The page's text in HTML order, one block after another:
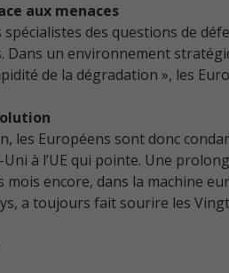
aux menaces
des questions de
Dans un environnement
de la dégradation », les
les Européens sont donc
Uni à l’UE qui pointe. Une
encore, dans la machine
a toujours fait sourire les